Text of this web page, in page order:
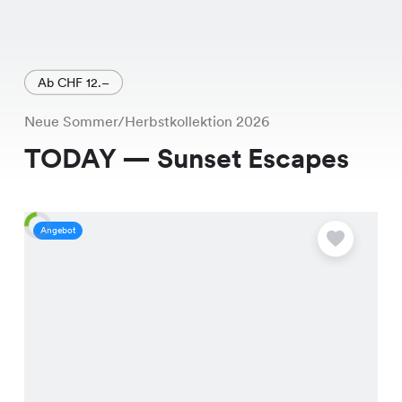
Ab CHF 12.–
Neue Sommer/Herbstkollektion 2026
TODAY — Sunset Escapes
Angebot